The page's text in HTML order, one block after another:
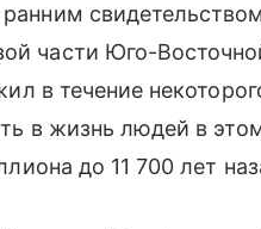
части Юго-
в течение
в жизнь людей в
до 11 700 лет